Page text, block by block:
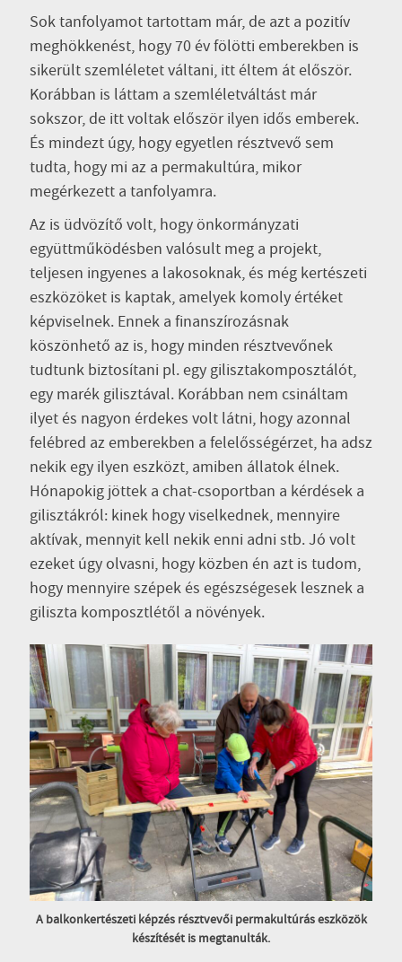
Sok tanfolyamot tartottam már, de azt a pozitív
meghökkenést, hogy 70 év fölötti emberekben is
sikerült szemléletet váltani, itt éltem át először.
Korábban is láttam a szemléletváltást már
sokszor, de itt voltak először ilyen idős emberek.
És mindezt úgy, hogy egyetlen résztvevő sem
tudta, hogy mi az a permakultúra, mikor
megérkezett a tanfolyamra.
Az is üdvözítő volt, hogy önkormányzati
együttműködésben valósult meg a projekt,
teljesen ingyenes a lakosoknak, és még kertészeti
eszközöket is kaptak, amelyek komoly értéket
képviselnek. Ennek a finanszírozásnak
köszönhető az is, hogy minden résztvevőnek
tudtunk biztosítani pl. egy gilisztakomposztálót,
egy marék gilisztával. Korábban nem csináltam
ilyet és nagyon érdekes volt látni, hogy azonnal
felébred az emberekben a felelősségérzet, ha adsz
nekik egy ilyen eszközt, amiben állatok élnek.
Hónapokig jöttek a chat-csoportban a kérdések a
gilisztákról: kinek hogy viselkednek, mennyire
aktívak, mennyit kell nekik enni adni stb. Jó volt
ezeket úgy olvasni, hogy közben én azt is tudom,
hogy mennyire szépek és egészségesek lesznek a
giliszta komposztlétől a növények.
A balkonkertészeti képzés résztvevői permakultúrás eszközök
készítését is megtanulták.